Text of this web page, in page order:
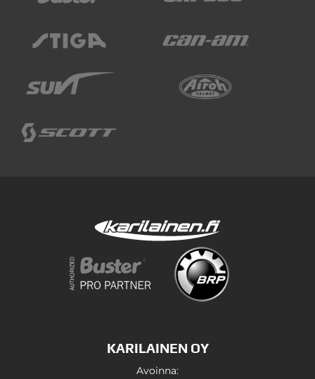
KARILAINEN OY
Avoinna: